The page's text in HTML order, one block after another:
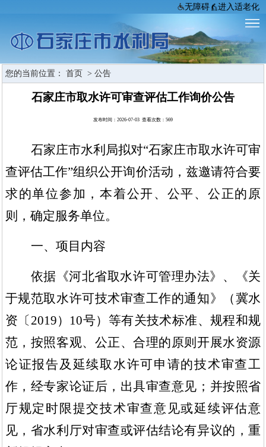
无障碍 进入适老化
您的当前位置： 首页 > 公告
石家庄市取水许可审查评估工作询价公告
发布时间：2026-07-03 查看次数： 569
石家庄市水利局拟对“石家庄市取水许可审
查评估工作”组织公开询价活动，兹邀请符合要
求的单位参加，本着公开、公平、公正的原
则，确定服务单位。
一、项目内容
依据《河北省取水许可管理办法》、《关
于规范取水许可技术审查工作的通知》（冀水
资〔 2019） 10号）等有关技术标准、规程和规
范，按照客观、公正、合理的原则开展水资源
论证报告及延续取水许可申请的技术审查工
作，经专家论证后，出具审查意见；并按照省
厅规定时限提交技术审查意见或延续评估意
见，省水利厅对审查或评估结论有异议的，重